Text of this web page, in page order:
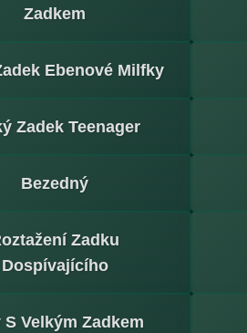
Zadkem
Ebenové Milfky
Zadek Teenager
Bezedný
Zadku
Dospívajícího
S Velkým Zadkem